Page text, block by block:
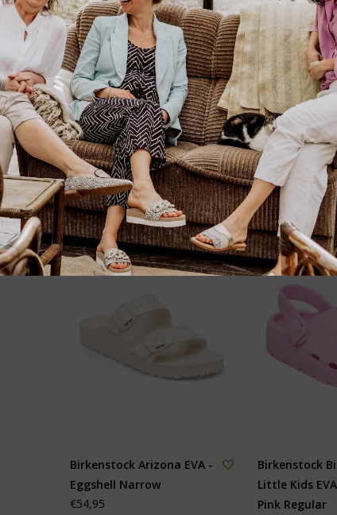
Birkenstock Kids Arizona
EVA - Black Narrow
€29,95
Birkenstock
EVA - Crocus
€29,95
Birkenstock Arizona EVA -
Eggshell Narrow
€54,95
Birkenstock
Little Kids
Pink Regular